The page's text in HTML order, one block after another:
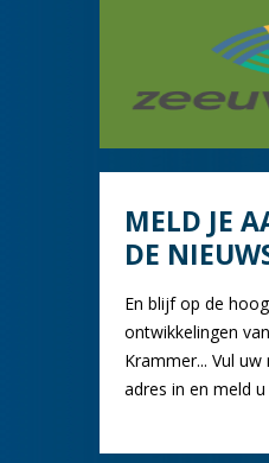
MELD JE
DE
En blijf op de
ontwikkelingen
Krammer... Vul
adres in en meld u